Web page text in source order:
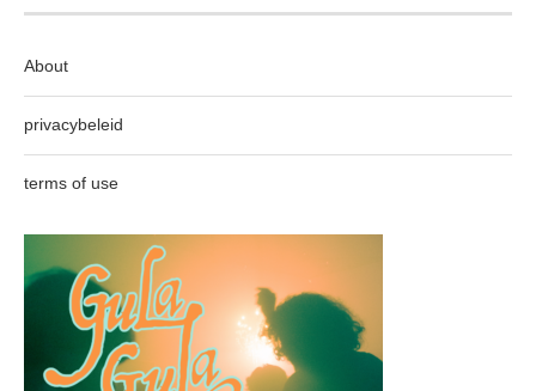
About
privacybeleid
terms of use